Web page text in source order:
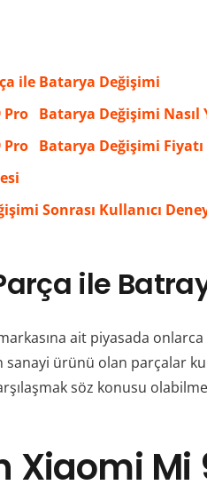
ile Batarya Değişimi
Batarya Değişimi Nasıl
Pro Batarya Değişimi Fiyatı
Sonrası Kullanıcı
ile
ait piyasada
sanayi ürünü olan parçalar
söz konusu
Xiaomi Mi